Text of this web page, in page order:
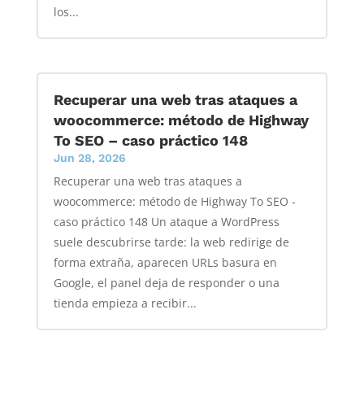
los...
Recuperar una web tras ataques a
woocommerce: método de Highway
To SEO – caso práctico 148
Jun 28, 2026
Recuperar una web tras ataques a
woocommerce: método de Highway To SEO -
caso práctico 148 Un ataque a WordPress
suele descubrirse tarde: la web redirige de
forma extraña, aparecen URLs basura en
Google, el panel deja de responder o una
tienda empieza a recibir...